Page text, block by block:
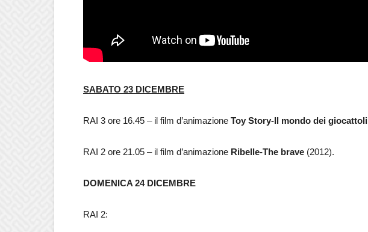
SABATO 23 DICEMBRE
RAI 3 ore 16.45 – il film d’animazione Toy Story-Il mondo dei giocattoli
RAI 2 ore 21.05 – il film d’animazione Ribelle-The brave (2012).
DOMENICA 24 DICEMBRE
RAI 2: